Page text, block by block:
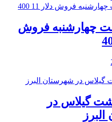
چهارشنبه فروش
گیلاس در